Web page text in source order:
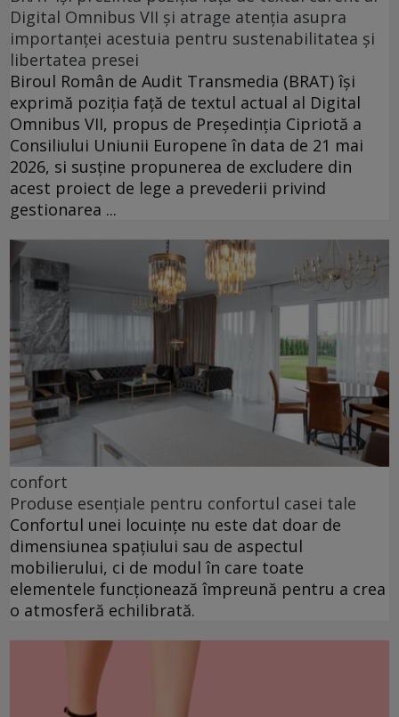
Digital Omnibus VII și atrage atenția asupra
importanței acestuia pentru sustenabilitatea și
libertatea presei
Biroul Român de Audit Transmedia (BRAT) își
exprimă poziția față de textul actual al Digital
Omnibus VII, propus de Președinția Cipriotă a
Consiliului Uniunii Europene în data de 21 mai
2026, si susține propunerea de excludere din
acest proiect de lege a prevederii privind
gestionarea ...
confort
Produse esențiale pentru confortul casei tale
Confortul unei locuințe nu este dat doar de
dimensiunea spațiului sau de aspectul
mobilierului, ci de modul în care toate
elementele funcționează împreună pentru a crea
o atmosferă echilibrată.